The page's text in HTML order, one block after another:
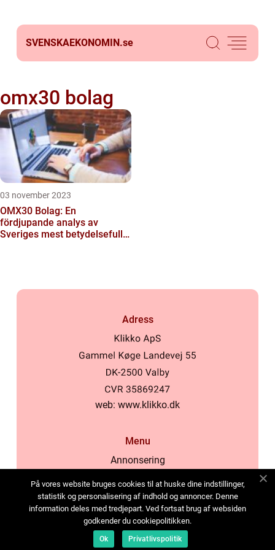
SVENSKAEKONOMIN.se
omx30 bolag
03 november 2023
OMX30 Bolag: En
fördjupande analys av
Sveriges mest betydelsefulla
Adress
web: www.klikko.dk
Menu
Annonsering
Cookies
Kontakta oss
Sitemap
På vores website bruges cookies til at huske dine indstillinger,
statistik og personalisering af indhold og annoncer. Denne
information deles med tredjepart. Ved fortsat brug af websiden
godkender du cookiepolitikken.
Ok Privatlivspolitik